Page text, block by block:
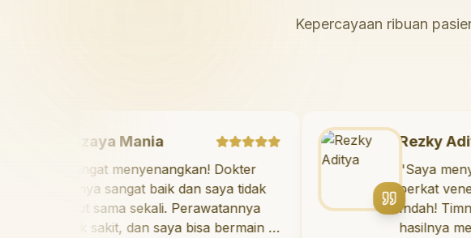
Kepercayaan ribuan
Mazaya Mania
"Sangat menyenangkan! Dokter
giginya sangat baik dan saya tidak
takut sama sekali. Perawatannya
tidak sakit, dan saya bisa bermain di
"